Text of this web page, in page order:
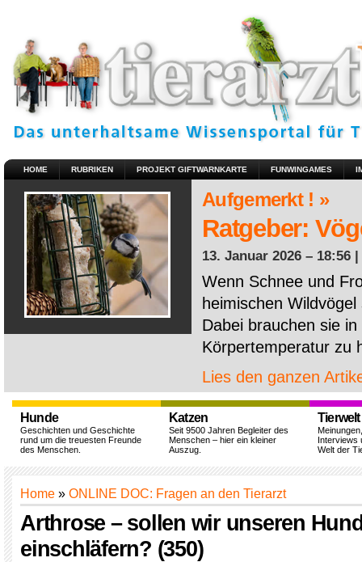
HOME RUBRIKEN PROJEKT GIFTWARNKARTE FUNWINGAMES
Aufgemerkt ! »
Ratgeber:
13. Januar 2026 – 18:56 |
Wenn Schnee und
heimischen
Dabei brauchen sie
Körpertemperatur zu
Lies den ganzen
Hunde
Geschichten und Geschichte
rund um die treuesten Freunde
des Menschen.
Katzen
Seit 9500 Jahren Begleiter des
Menschen – hier ein kleiner
Auszug.
Tierwelt
Interviews
Welt der
Home » ONLINE DOC: Fragen an den Tierarzt
Arthrose – sollen wir unseren
einschläfern? (350)